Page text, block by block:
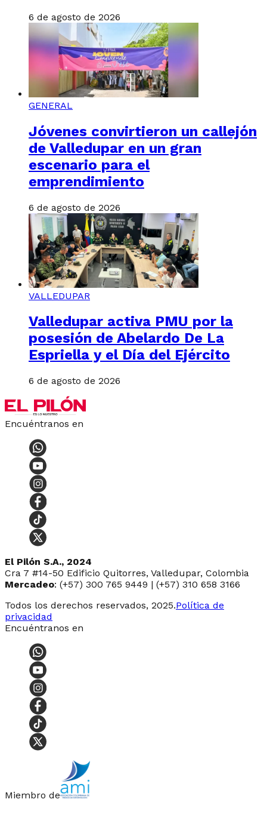
6 de agosto de 2026
GENERAL
Jóvenes convirtieron un callejón
de Valledupar en un gran
escenario para el
emprendimiento
6 de agosto de 2026
VALLEDUPAR
Valledupar activa PMU por la
posesión de Abelardo De La
Espriella y el Día del Ejército
6 de agosto de 2026
Encuéntranos en
El Pilón S.A., 2024
Cra 7 #14-50 Edificio Quitorres, Valledupar, Colombia
Mercadeo: (+57) 300 765 9449 | (+57) 310 658 3166
Todos los derechos reservados, 2025.Política de
privacidad
Encuéntranos en
Miembro de